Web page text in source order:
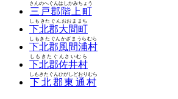
三戸郡階上町
さんのへぐんはしかみちょう
下北郡大間町
しもきたぐんおおままち
下北郡風間浦村
しもきたぐんかざまうらむら
下北郡佐井村
しもきたぐんさいむら
下北郡東通村
しもきたぐんひがしどおりむら